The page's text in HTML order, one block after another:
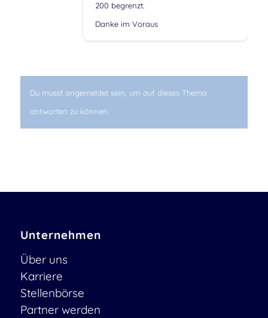
200 begrenzt.
Danke im Voraus
Du musst angemeldet sein, um auf dieses Thema
antworten zu können.
Unternehmen
Über uns
Karriere
Stellenbörse
Partner werden